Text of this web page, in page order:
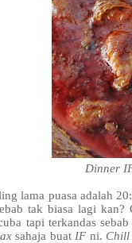
Dinner
lama puasa adalah
tak biasa lagi
tapi terkandas
sahaja buat IFni. Chill